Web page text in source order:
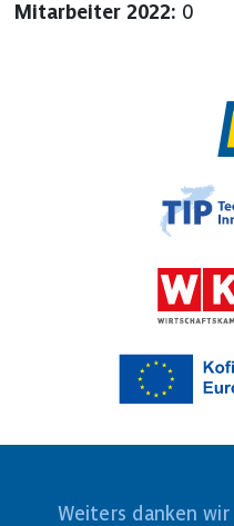
Mitarbeiter 2022: 0
Weiters danken